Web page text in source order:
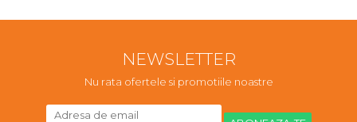
NEWSLETTER
Nu rata ofertele si promotiile noastre